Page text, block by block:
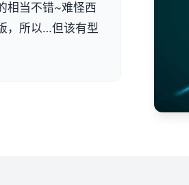
相当不错~难怪西
，所以…但该有型